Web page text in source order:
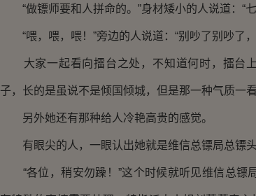
“做镖师要和人拼命的。”身材矮小的人说道：“
“喂，喂，喂！”旁边的人说道：“别吵了别吵了
大家一起看向擂台之处，不知道何时，擂台
子，长的是虽说不是倾国倾城，但是那一种气质一
另外她还有那种给人冷艳高贵的感觉。
有眼尖的人，一眼认出她就是维信总镖局总镖头
“各位，稍安勿躁！”这个时候就听见维信总镖